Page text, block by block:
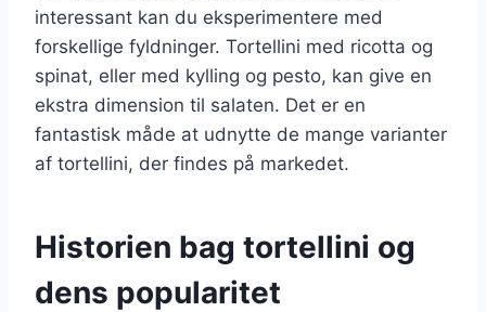
interessant kan du eksperimentere med
forskellige fyldninger. Tortellini med ricotta og
spinat, eller med kylling og pesto, kan give en
ekstra dimension til salaten. Det er en
fantastisk måde at udnytte de mange varianter
af tortellini, der findes på markedet.
Historien bag tortellini og
dens popularitet